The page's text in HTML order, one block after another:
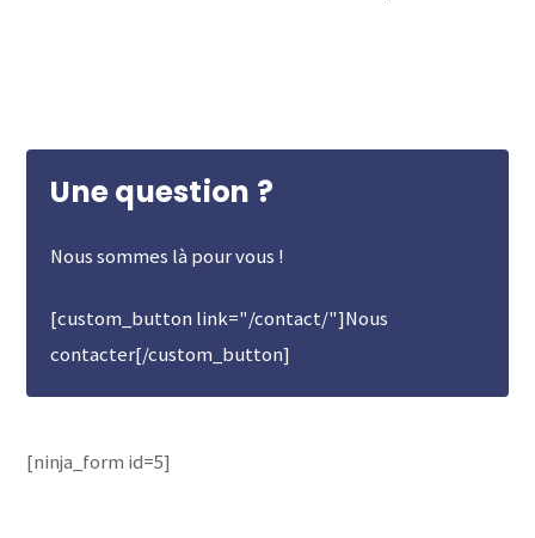
Une question ?
Nous sommes là pour vous !
[custom_button link="/contact/"]Nous
contacter[/custom_button]
[ninja_form id=5]